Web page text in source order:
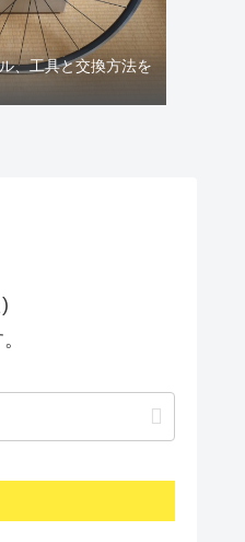
、工具と交換方法を